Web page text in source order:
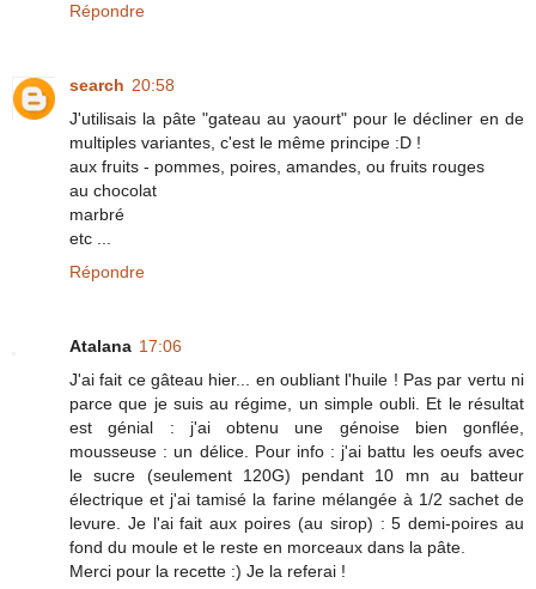
Répondre
search 20:58
J'utilisais la pâte "gateau au yaourt" pour le décliner en de
multiples variantes, c'est le même principe :D !
aux fruits - pommes, poires, amandes, ou fruits rouges
au chocolat
marbré
etc ...
Répondre
Atalana 17:06
J'ai fait ce gâteau hier... en oubliant l'huile ! Pas par vertu ni
parce que je suis au régime, un simple oubli. Et le résultat
est génial : j'ai obtenu une génoise bien gonflée,
mousseuse : un délice. Pour info : j'ai battu les oeufs avec
le sucre (seulement 120G) pendant 10 mn au batteur
électrique et j'ai tamisé la farine mélangée à 1/2 sachet de
levure. Je l'ai fait aux poires (au sirop) : 5 demi-poires au
fond du moule et le reste en morceaux dans la pâte.
Merci pour la recette :) Je la referai !